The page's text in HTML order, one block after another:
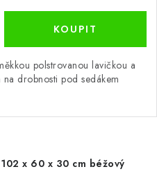
polstrovanou lavičkou a
drobnosti pod sedákem
x 60 x 30 cm béžový